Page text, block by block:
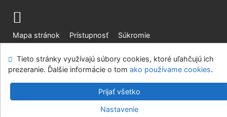
Mapa stránok Prístupnosť
Súkromie
Slovenská lesnícka a drevárska knižnica pri Technickej
univerzite vo Zvolene
©1993-2026IPACv.4.8.63a-Cosmotron Slovakia, s.r.o.
Tieto stránky využívajú súbory cookies, ktoré uľahčujú ich
prezeranie. Ďalšie informácie o tom ako používame cookies.
Prijať všetko
Nastavenie